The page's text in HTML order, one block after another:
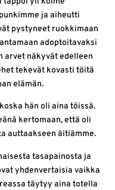
ja aiheutti
pystyneet ruokkimaan
adoptoitavaksi
arvet näkyvät edelleen
tekevät kovasti töitä
elämän.
hän oli aina töissä.
kertomaan, että oli
auttaakseen äitiämme.
tasapainosta ja
yhdenvertaisia vaikka
täytyy aina totella